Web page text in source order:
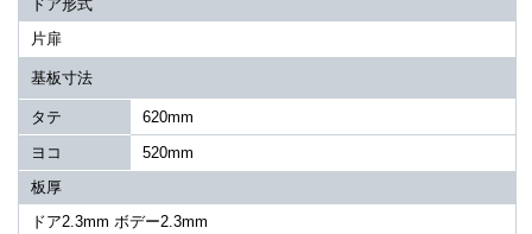
ドア形式
片扉
基板寸法
タテ
620mm
ヨコ
520mm
板厚
ドア2.3mm ボデー2.3mm